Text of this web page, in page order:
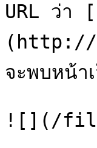
URL ว่
(http://
จะพบหน้า
![](/